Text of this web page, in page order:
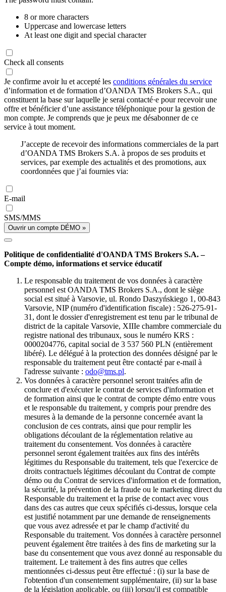
8 or more characters
Uppercase and lowercase letters
At least one digit and special character
Check all consents
Je confirme avoir lu et accepté les conditions générales du service
d’information et de formation d’OANDA TMS Brokers S.A., qui
constituent la base sur laquelle je serai contacté·e pour recevoir une
offre et bénéficier d’une assistance téléphonique pour la gestion de
mon compte. Je comprends que je peux me désabonner de ce
service à tout moment.
J’accepte de recevoir des informations commerciales de la part
d’OANDA TMS Brokers S.A. à propos de ses produits et
services, par exemple des actualités et des promotions, aux
coordonnées que j’ai fournies via:
E-mail
SMS/MMS
Ouvrir un compte DÉMO »
Politique de confidentialité d'OANDA TMS Brokers S.A. –
Compte démo, informations et service éducatif
Le responsable du traitement de vos données à caractère
personnel est OANDA TMS Brokers S.A., dont le siège
social est situé à Varsovie, ul. Rondo Daszyńskiego 1, 00-843
Varsovie, NIP (numéro d'identification fiscale) : 526-275-91-
31, dont le dossier d'enregistrement est tenu par le tribunal de
district de la capitale Varsovie, XIIIe chambre commerciale du
registre national des tribunaux, sous le numéro KRS :
0000204776, capital social de 3 537 560 PLN (entièrement
libéré). Le délégué à la protection des données désigné par le
responsable du traitement peut être contacté par e-mail à
l'adresse suivante : odo@tms.pl.
Vos données à caractère personnel seront traitées afin de
conclure et d'exécuter le contrat de services d'information et
de formation ainsi que le contrat de compte démo entre vous
et le responsable du traitement, y compris pour prendre des
mesures à la demande de la personne concernée avant la
conclusion de ces contrats, ainsi que pour remplir les
obligations découlant de la réglementation relative au
traitement du consentement. Vos données à caractère
personnel seront également traitées aux fins des intérêts
légitimes du Responsable du traitement, tels que l'exercice de
droits contractuels légitimes découlant du Contrat de compte
démo ou du Contrat de services d'information et de formation,
la sécurité, la prévention de la fraude ou le marketing direct du
Responsable du traitement et la prise de contact avec vous
dans des cas autres que ceux spécifiés ci-dessus, lorsque cela
est justifié notamment par une demande de renseignements
que vous avez adressée et par le champ d'activité du
Responsable du traitement. Vos données à caractère personnel
peuvent également être traitées à des fins de marketing sur la
base du consentement que vous avez donné au responsable du
traitement. Le traitement à des fins autres que celles
mentionnées ci-dessus peut être effectué : (i) sur la base de
l'obtention d'un consentement supplémentaire, (ii) sur la base
de la législation applicable, ou (iii) lorsqu'il est compatible